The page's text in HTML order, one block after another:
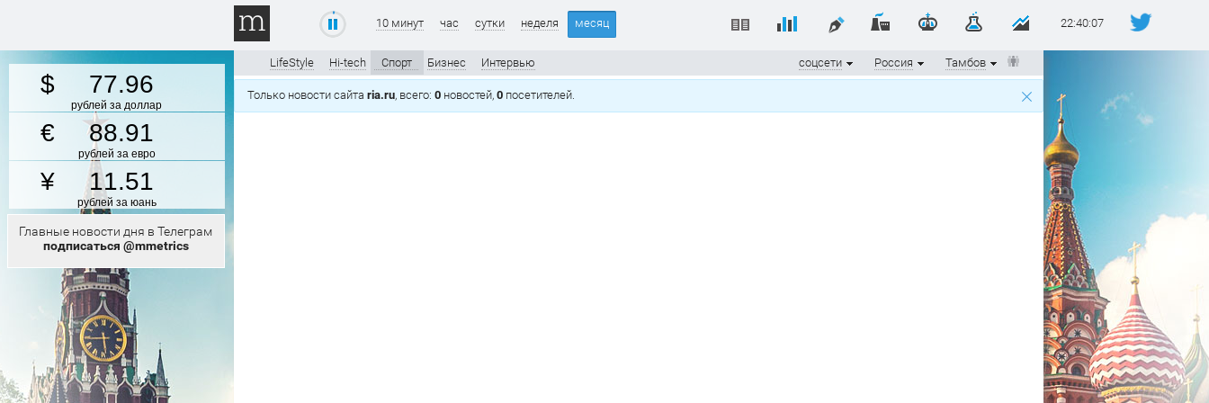
77.96
рублей за доллар
88.91
рублей за евро
11.51
рублей за юань
Главные новости дня в Телеграм
подписаться @mmetrics
22:40:07
10 минут час сутки неделя месяц
LifeStyle Hi-tech Спорт Бизнес Интервью Тамбов
Россия
соцсети
Только новости сайта ria.ru, всего: 0 новостей, 0 посетителей.